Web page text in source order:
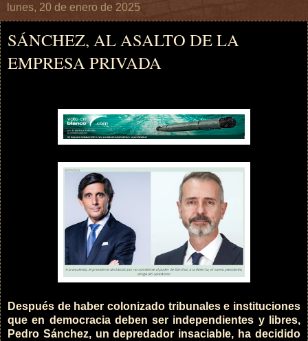
lunes, 20 de enero de 2025
SÁNCHEZ, AL ASALTO DE LA
EMPRESA PRIVADA
Después de haber colonizado tribunales e instituciones
que en democracia deben ser independientes y libres,
Pedro Sánchez, un depredador insaciable, ha decidido